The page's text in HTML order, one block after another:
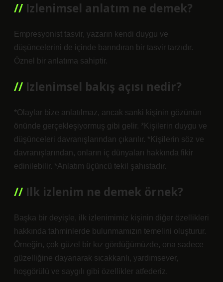
Izlenimsel anlatım ne demek?
Empresyonist tasvir, yazarın kendi duygu ve
düşüncelerini de içinde barındıran bir tasvir tarzıdır.
Öznel bir anlatıma sahiptir.
Izlenimsel bakış açısı nedir?
*Olaylar bize anlatılmaz, ancak sanki kişinin gözünün
önünde gerçekleşiyormuş gibi gelir. *Kişilerin duygu ve
düşünceleri davranışlarından çıkarılır. *Kişilerin söz ve
davranışlarından, onların iç dünyaları hakkında fikir
edinilebilir. *Anlatım üçüncü tekil şahıstadır.
Ilk izlenim ne demek örnek?
Başka bir deyişle, ilk izlenimimiz kişinin diğer özellikleri
hakkında tahminlerde bulunmamızın temelini oluşturur.
Örneğin, çok güzel bir kız gördüğümüzde, ona sadece
güzelliğine dayanarak sıcakkanlı, yardımsever,
hoşgörülü ve saygılı gibi özellikler atfederiz.